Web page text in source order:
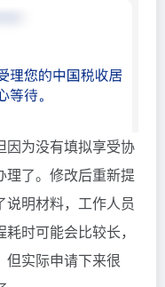
因为没有填拟享受协
理了。修改后重新提
明材料，工作人员
时可能会比较长，
但实际申请下来很